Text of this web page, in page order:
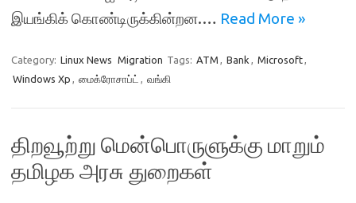
இயங்கிக் கொண்டிருக்கின்றன.… Read More »
Category: Linux News Migration Tags: ATM , Bank , Microsoft,
Windows Xp , மைக்ரோசாப்ட் , வங்கி
திறவூற்று மென்பொருளுக்கு மாறும்
தமிழக அரசு துறைகள்